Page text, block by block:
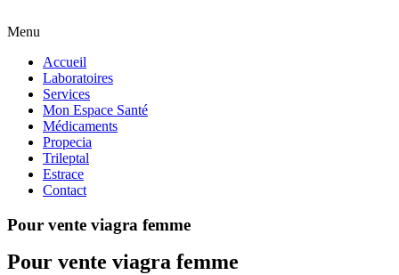
Menu
Accueil
Laboratoires
Services
Mon Espace Santé
Médicaments
Propecia
Trileptal
Estrace
Contact
Pour vente viagra femme
Pour vente viagra femme